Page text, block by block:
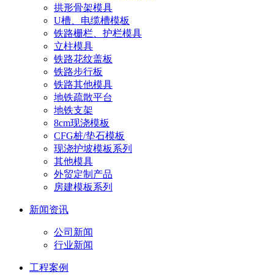
拱形骨架模具
U槽、电缆槽模板
铁路栅栏、护栏模具
立柱模具
铁路花纹盖板
铁路步行板
铁路其他模具
地铁疏散平台
地铁支架
8cm现浇模板
CFG桩/垫石模板
现浇护坡模板系列
其他模具
外贸定制产品
房建模板系列
新闻资讯
公司新闻
行业新闻
工程案例